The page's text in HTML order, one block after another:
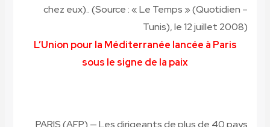
chez eux)..(Source : « Le Temps » (Quotidien –
Tunis), le 12 juillet 2008)
L’Union pour la Méditerranée lancée à Paris
sous le signe de la paix